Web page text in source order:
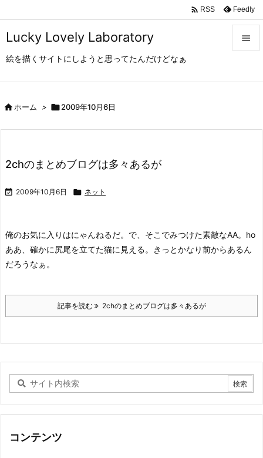
Lucky Lovely Laboratory
絵を描くサイトにしようと思ってたんだけどなぁ

 RSS Feedly
ホーム > 2009年10月6日
2chのまとめブログは多々あるが
 2009年10月6日  ネット
俺のお気に入りはにゃんねるだ。 で、そこでみつけた素敵なAA。 ho
ああ、確かに尻尾を立てた猫に見える。きっとかなり前からあるん
だろうなぁ。
記事を読む 2chのまとめブログは多々あるが
コンテンツ